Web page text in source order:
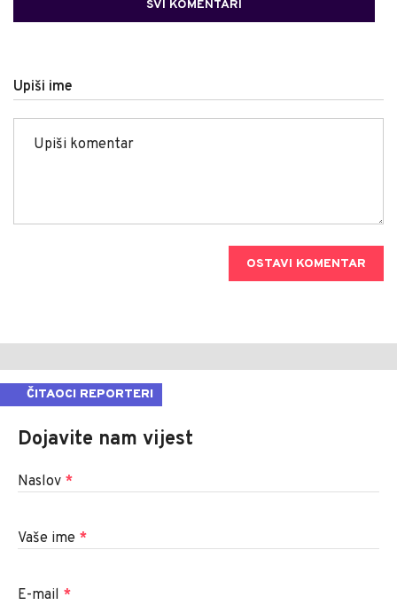
SVI KOMENTARI
Upiši ime
OSTAVI KOMENTAR
ČITAOCI REPORTERI
Dojavite nam vijest
Naslov *
Vaše ime *
E-mail *